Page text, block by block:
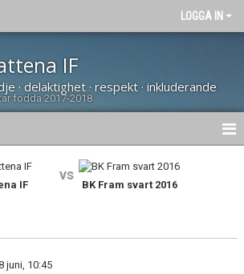
LOGGA IN
IF
· delaktighet · respekt · inkluderande
födda 2017-2018
IF
vs
BK Fram svart 2016
juni, 10:45